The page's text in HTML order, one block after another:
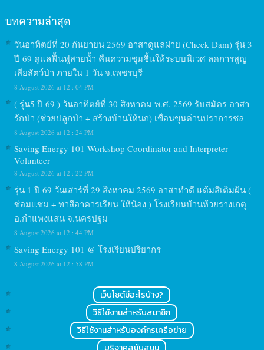
บทความล่าสุด
วันอาทิตย์ที่ 20 กันยายน 2569 อาสาดูแลฝาย (Check Dam) รุ่น 3
ปี 69 ดูแลฟื้นฟูสายน้ำ คืนความชุมชื้นให้ระบบนิเวศ ลดการสูญ
เสียสัตว์ป่า ภายใน 1 วัน จ.เพชรบุรี
8 August 2026 at 12 : 04 PM
( รุ่น5 ปี 69 ) วันอาทิตย์ที่ 30 สิงหาคม พ.ศ. 2569 รับสมัคร อาสา
รักป่า (ช่วยปลูกป่า + สร้างบ้านให้นก) เขื่อนขุนด่านปราการชล
8 August 2026 at 12 : 24 PM
Saving Energy 101 Workshop Coordinator and Interpreter –
Volunteer
8 August 2026 at 12 : 22 PM
รุ่น 1 ปี 69 วันเสาร์ที่ 29 สิงหาคม 2569 อาสาทำดี แต้มสีเติมฝัน (
ซ่อมแซม + ทาสีอาคารเรียน ให้น้อง ) โรงเรียนบ้านห้วยรางเกตุ
อ.กำแพงแสน จ.นครปฐม
8 August 2026 at 12 : 44 PM
Saving Energy 101 @ โรงเรียนปริยากร
8 August 2026 at 12 : 58 PM
เว็บไซต์มีอะไรบ้าง?
วิธีใช้งานสำหรับสมาชิก
วิธีใช้งานสำหรับองค์กรเครือข่าย